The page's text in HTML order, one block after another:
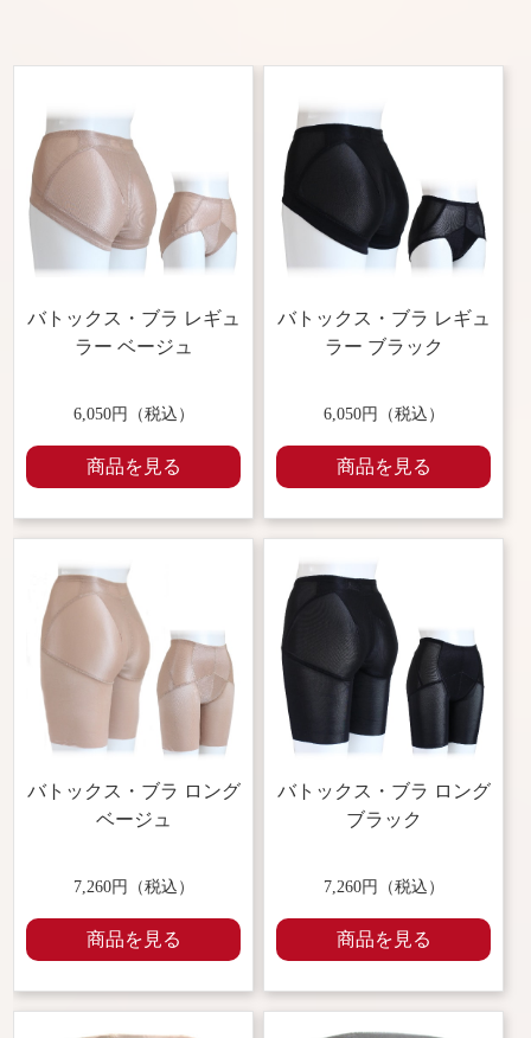
バトックス・ブラ レギュ
ラー ベージュ
6,050円（税込）
商品を見る
バトックス・ブラ レギュ
ラー ブラック
6,050円（税込）
商品を見る
バトックス・ブラ ロング
ベージュ
7,260円（税込）
商品を見る
バトックス・ブラ ロング
ブラック
7,260円（税込）
商品を見る